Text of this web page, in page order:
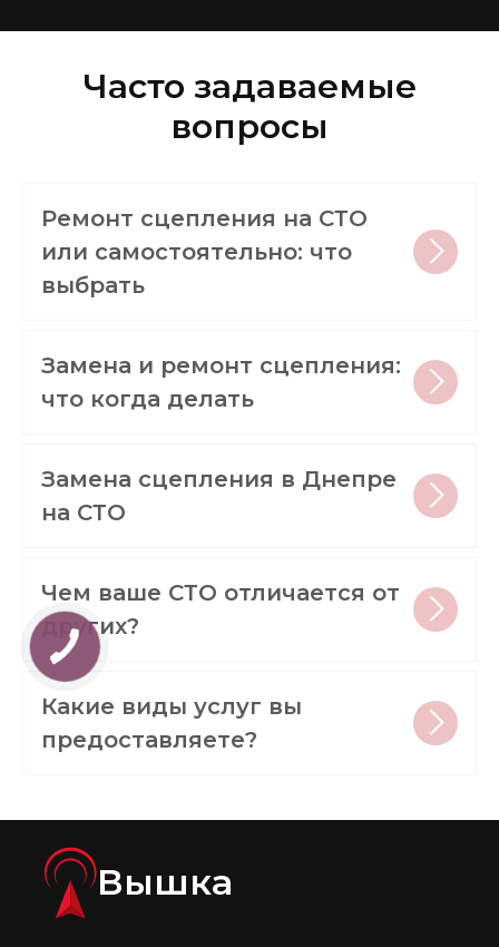
Часто задаваемые
вопросы
Ремонт сцепления на СТО
или самостоятельно: что
выбрать
Замена и ремонт сцепления:
что когда делать
Замена сцепления в Днепре
на СТО
Чем ваше СТО отличается от
других?
Какие виды услуг вы
предоставляете?
Вышка